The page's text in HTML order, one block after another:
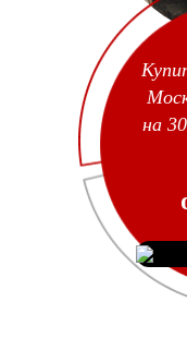
на